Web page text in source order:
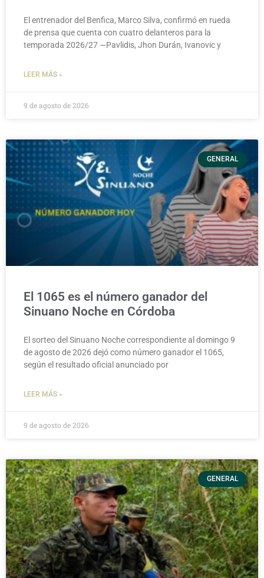
El entrenador del Benfica, Marco Silva, confirmó en rueda
de prensa que cuenta con cuatro delanteros para la
temporada 2026/27 —Pavlidis, Jhon Durán, Ivanovic y
LEER MÁS »
9 de agosto de 2026
GENERAL
El 1065 es el número ganador del
Sinuano Noche en Córdoba
El sorteo del Sinuano Noche correspondiente al domingo 9
de agosto de 2026 dejó como número ganador el 1065,
según el resultado oficial anunciado por
LEER MÁS »
9 de agosto de 2026
GENERAL